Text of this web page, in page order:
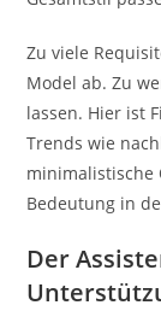
Zu viele
Model ab. Zu
lassen. Hier ist
Trends wie
minimalistische
Bedeutung in
Der